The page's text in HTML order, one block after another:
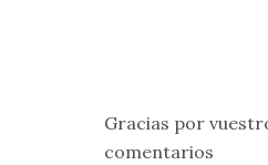
Gracias por
comentarios